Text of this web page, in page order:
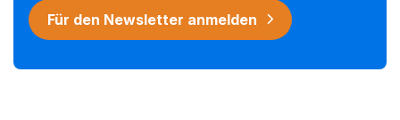
Für den Newsletter anmelden